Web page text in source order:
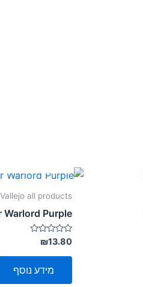
Vallejo all products
Warlord Purple
דורג
0
מתוך
₪13.80
מידע נוסף